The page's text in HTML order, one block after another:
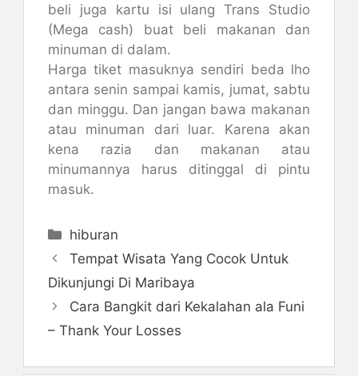
beli juga kartu isi ulang Trans Studio
(Mega cash) buat beli makanan dan
minuman di dalam.
Harga tiket masuknya sendiri beda lho
antara senin sampai kamis, jumat, sabtu
dan minggu. Dan jangan bawa makanan
atau minuman dari luar. Karena akan
kena razia dan makanan atau
minumannya harus ditinggal di pintu
masuk.
Kategori
hiburan
Tempat Wisata Yang Cocok Untuk
Dikunjungi Di Maribaya
Cara Bangkit dari Kekalahan ala Funi
– Thank Your Losses